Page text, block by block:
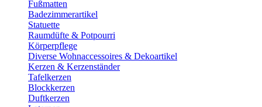
Fußmatten
Badezimmerartikel
Statuette
Raumdüfte & Potpourri
Körperpflege
Diverse Wohnaccessoires & Dekoartikel
Kerzen & Kerzenständer
Tafelkerzen
Blockkerzen
Duftkerzen